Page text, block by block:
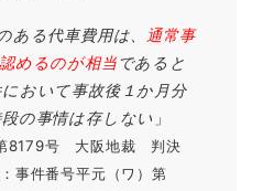
ある代車費用は、
通常事
めるのが相当 であると
おいて事故後１か月分
の事情は存しない 」
第8179号 大阪地裁 判決
事件番号平元（ワ）第